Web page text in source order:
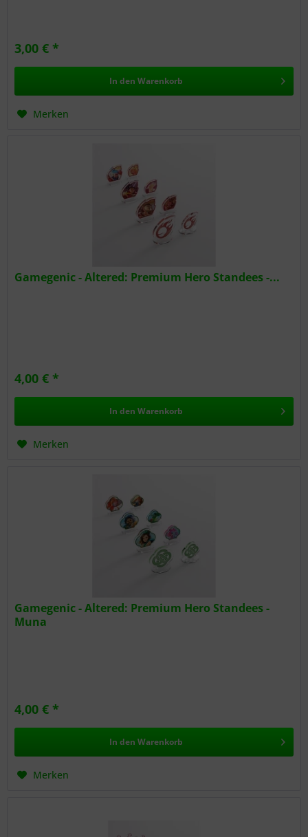
3,00 € *
In den Warenkorb
Merken
Gamegenic - Altered: Premium Hero Standees -...
4,00 € *
In den Warenkorb
Merken
Gamegenic - Altered: Premium Hero Standees -
Muna
4,00 € *
In den Warenkorb
Merken